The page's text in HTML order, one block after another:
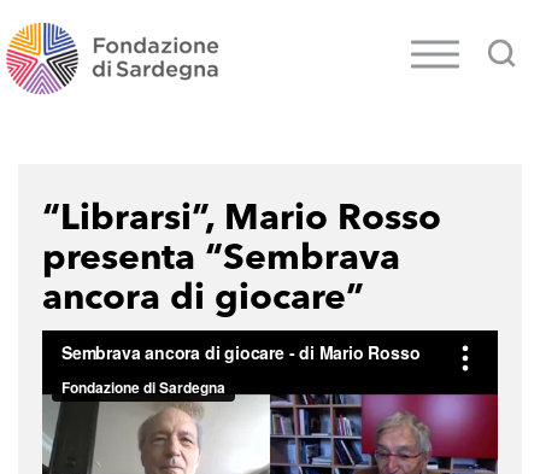
“Librarsi”, Mario Rosso
presenta “Sembrava
ancora di giocare”